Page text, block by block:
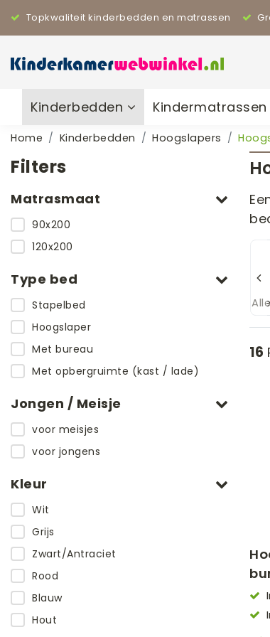
Topkwaliteit kinderbedden en matrassen
Kinderbedden Kindermatrassen
Home Kinderbedden Hoogslapers
Filters
Matrasmaat
90x200
120x200
Type bed
Stapelbed
Hoogslaper
Met bureau
Met opbergruimte (kast / lade)
Jongen / Meisje
voor meisjes
voor jongens
Kleur
Wit
Grijs
Zwart/Antraciet
Rood
Blauw
Hout
Kajuitbedden
16